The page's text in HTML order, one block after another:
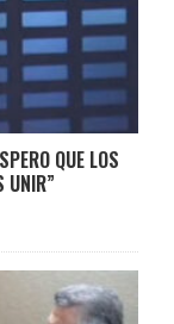
QUE LOS
UNIR”